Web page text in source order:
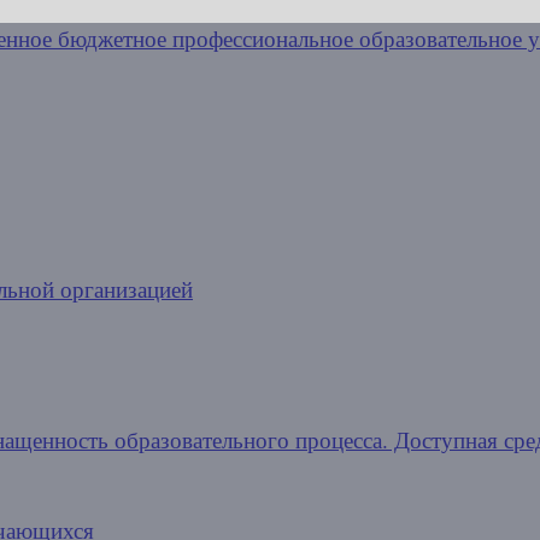
организацией
образовательного процесса. Доступная